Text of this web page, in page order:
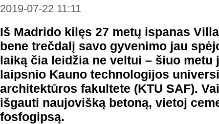
2019-07-22 11:11
Iš Madrido kilęs 27 metų ispanas
bene trečdalį savo gyvenimo jau
laiką čia leidžia ne veltui – šiuo metu
laipsnio Kauno technologijos
architektūros fakultete (KTU SAF).
išgauti naujovišką betoną, vietoj
fosfogipsą.